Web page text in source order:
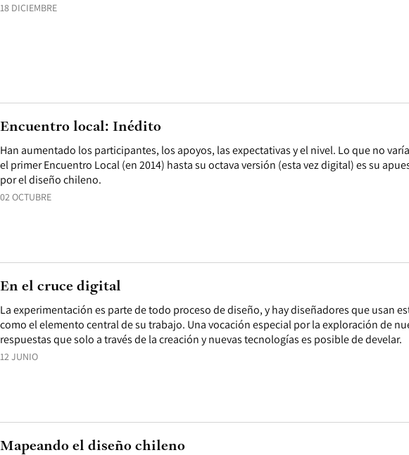
18 DICIEMBRE
02 OCTUBRE
Han aumentado los participantes, los apoyos, las expectativas y el nivel. Lo que no
el primer Encuentro Local (en 2014) hasta su octava versión (esta vez digital) es su
por el diseño chileno.
Encuentro local: Inédito
12 JUNIO
La experimentación es parte de todo proceso de diseño, y hay diseñadores que usan
como el elemento central de su trabajo. Una vocación especial por la exploración de
respuestas que solo a través de la creación y nuevas tecnologías es posible de develar.
En el cruce digital
Mapeando el diseño chileno